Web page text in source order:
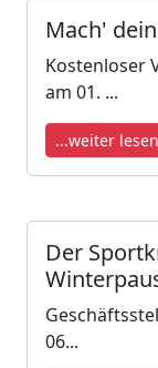
Mach'
Kostenloser
am 01. ...
...weiter lesen
Der
06...